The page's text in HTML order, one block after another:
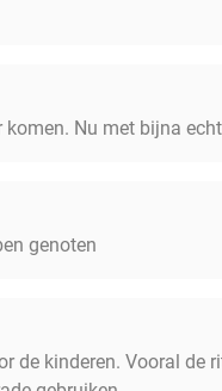
Nu met bijna
genoten
de kinderen. Vooral de